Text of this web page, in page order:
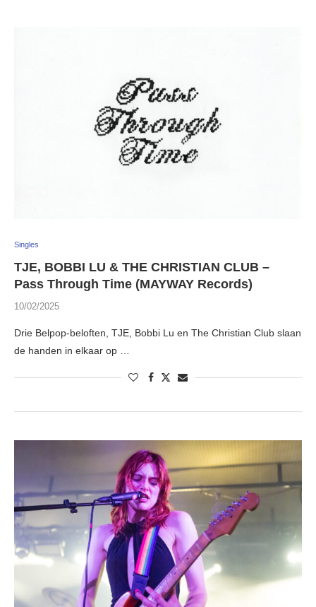
Singles
TJE, BOBBI LU & THE CHRISTIAN CLUB –
Pass Through Time (MAYWAY Records)
10/02/2025
Drie Belpop-beloften, TJE, Bobbi Lu en The Christian Club slaan
de handen in elkaar op …